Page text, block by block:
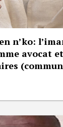
n’ko:
avocat